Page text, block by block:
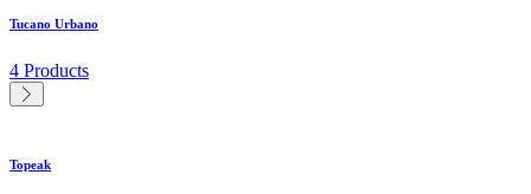
Tucano Urbano
4 Products
Topeak